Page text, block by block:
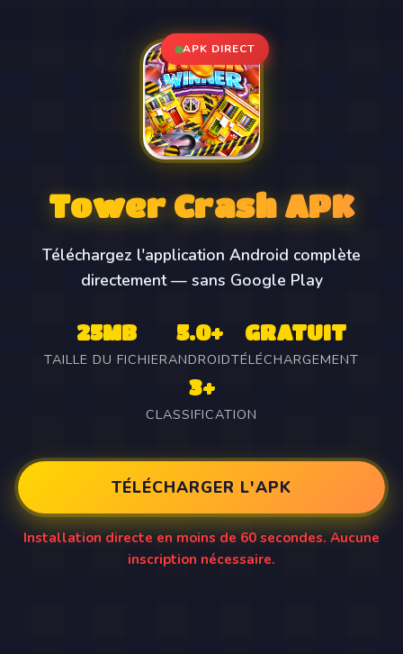
APK DIRECT
Tower Crash APK
Téléchargez l'application Android complète
directement — sans Google Play
25MB
TAILLE DU FICHIER
5.0+
ANDROID
GRATUIT
TÉLÉCHARGEMENT
3+
CLASSIFICATION
TÉLÉCHARGER L'APK
Installation directe en moins de 60 secondes. Aucune
inscription nécessaire.